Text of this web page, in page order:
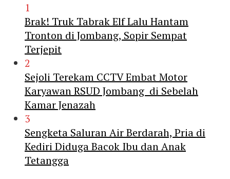
1
Brak! Truk Tabrak Elf Lalu Hantam
Tronton di Jombang, Sopir Sempat
Terjepit
2
Sejoli Terekam CCTV Embat Motor
Karyawan RSUD Jombang di Sebelah
Kamar Jenazah
3
Sengketa Saluran Air Berdarah, Pria di
Kediri Diduga Bacok Ibu dan Anak
Tetangga